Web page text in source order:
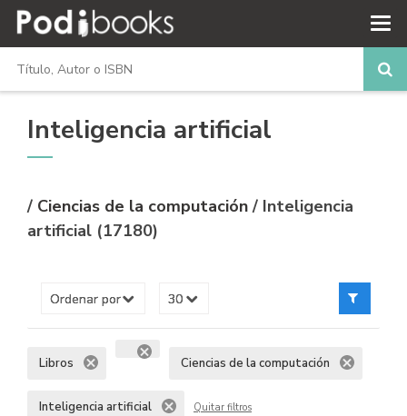
Inteligencia artificial
/ Ciencias de la computación/ Inteligencia
artificial (17180)
Libros Ciencias de la computación
Inteligencia artificial Quitar filtros